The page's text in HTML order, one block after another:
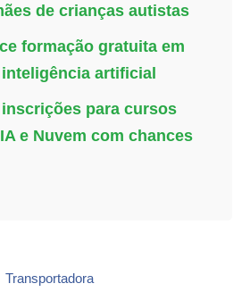
de crianças autistas
formação gratuita em
artificial
para cursos
e Nuvem com chances
Transportadora